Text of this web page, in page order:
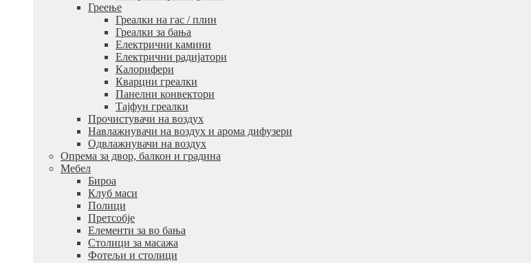
Греење
Греалки на гас / плин
Греалки за бања
Електрични камини
Електрични радијатори
Калорифери
Кварцни греалки
Панелни конвектори
Тајфун греалки
Прочистувачи на воздух
Навлажнувачи на воздух и арома дифузери
Одвлажнувачи на воздух
Опрема за двор, балкон и градина
Мебел
Бироа
Клуб маси
Полици
Претсобје
Елементи за во бања
Столици за масажа
Фотељи и столици